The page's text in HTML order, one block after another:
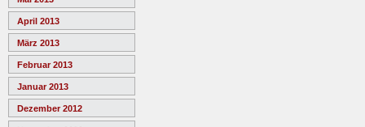
April 2013
März 2013
Februar 2013
Januar 2013
Dezember 2012